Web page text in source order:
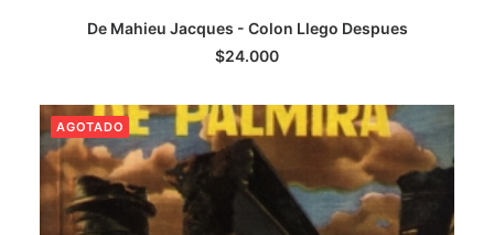
LEER MÁS
De Mahieu Jacques - Colon Llego Despues
$24.000
AGOTADO